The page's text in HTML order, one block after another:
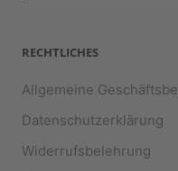
RECHTLICHES
Allgemeine
Datenschutzerklärung
Widerrufsbelehrung